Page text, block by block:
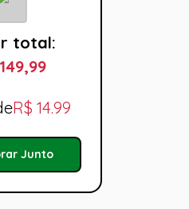
total:
R$ 14.99
Junto